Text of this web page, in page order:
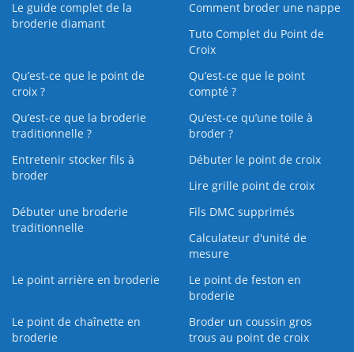
Le guide complet de la
broderie diamant
Comment broder une nappe
Tuto Complet du Point de
Croix
Qu’est-ce que le point de
croix ?
Qu’est-ce que le point
compté ?
Qu’est-ce que la broderie
traditionnelle ?
Qu’est‑ce qu’une toile à
broder ?
Entretenir stocker fils à
broder
Débuter le point de croix
Lire grille point de croix
Débuter une broderie
traditionnelle
Fils DMC supprimés
Calculateur d'unité de
mesure
Le point arrière en broderie
Le point de feston en
broderie
Le point de chaînette en
broderie
Broder un coussin gros
trous au point de croix